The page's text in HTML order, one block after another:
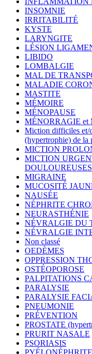
INSOMNIE
IRRITABILITÉ
KYSTE
LARYNGITE
LÉSION
LIBIDO
LOMBALGIE
MAL DE
MALADIE
MASTITE
MÉMOIRE
MÉNOPAUSE
MÉNORRAGIE et
Miction difficiles et/
(hypertrophie) de la
MICTION
MICTION
DOULOUREUSES
MIGRAINE
MUCOSITÉ
NAUSÉE
NÉPHRITE
NEURASTHÉNIE
NÉVRALGIE DU
NÉVRALGIE
Non classé
OEDÈMES
OPPRESSION
OSTÉOPOROSE
PALPITATIONS
PARALYSIE
PARALYSIE
PNEUMONIE
PRÉVENTION
PROSTATE
PRURIT NASALE
PSORIASIS